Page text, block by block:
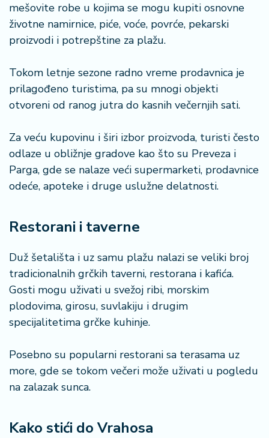
mešovite robe u kojima se mogu kupiti osnovne
životne namirnice, piće, voće, povrće, pekarski
proizvodi i potrepštine za plažu.
Tokom letnje sezone radno vreme prodavnica je
prilagođeno turistima, pa su mnogi objekti
otvoreni od ranog jutra do kasnih večernjih sati.
Za veću kupovinu i širi izbor proizvoda, turisti često
odlaze u obližnje gradove kao što su Preveza i
Parga, gde se nalaze veći supermarketi, prodavnice
odeće, apoteke i druge uslužne delatnosti.
Restorani i taverne
Duž šetališta i uz samu plažu nalazi se veliki broj
tradicionalnih grčkih taverni, restorana i kafića.
Gosti mogu uživati u svežoj ribi, morskim
plodovima, girosu, suvlakiju i drugim
specijalitetima grčke kuhinje.
Posebno su popularni restorani sa terasama uz
more, gde se tokom večeri može uživati u pogledu
na zalazak sunca.
Kako stići do Vrahosa